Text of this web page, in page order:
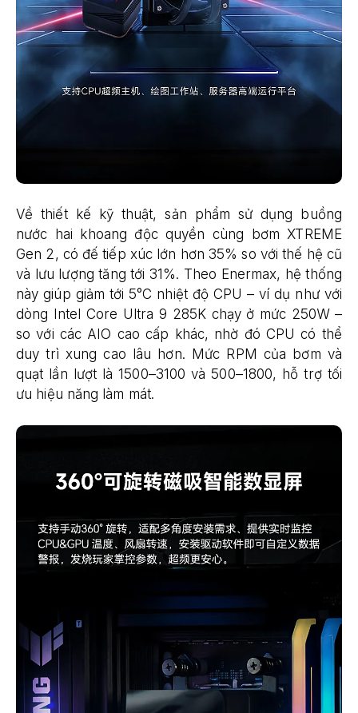
Về thiết kế kỹ thuật, sản phẩm sử dụng buồng
nước hai khoang độc quyền cùng bơm XTREME
Gen 2, có đế tiếp xúc lớn hơn 35% so với thế hệ cũ
và lưu lượng tăng tới 31%. Theo Enermax, hệ thống
này giúp giảm tới 5°C nhiệt độ CPU – ví dụ như với
dòng Intel Core Ultra 9 285K chạy ở mức 250W –
so với các AIO cao cấp khác, nhờ đó CPU có thể
duy trì xung cao lâu hơn. Mức RPM của bơm và
quạt lần lượt là 1500–3100 và 500–1800, hỗ trợ tối
ưu hiệu năng làm mát.